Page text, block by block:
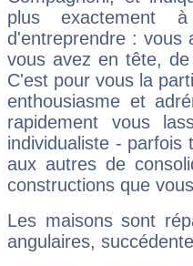
plus exactement
d'entreprendre :
vous avez en tête,
C'est pour vous la
enthousiasme et
rapidement vous
individualiste -
aux autres de
constructions que
Les maisons sont
angulaires,